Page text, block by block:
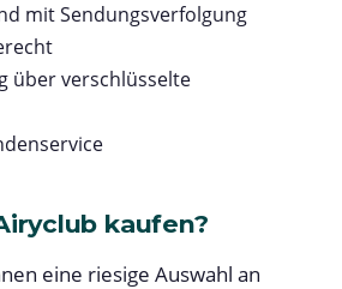
mit Sendungsverfolgung
über verschlüsselte
kaufen?
eine riesige Auswahl an